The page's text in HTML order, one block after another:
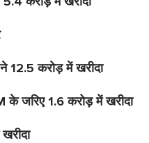
12.5 करोड़ में खरीदा
के जरिए 1.6 करोड़ में खरीदा